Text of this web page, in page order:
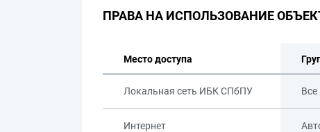
ПРАВА НА ИСПОЛЬЗОВАНИЕ
Место доступа
Локальная сеть ИБК СПбПУ Все
Интернет